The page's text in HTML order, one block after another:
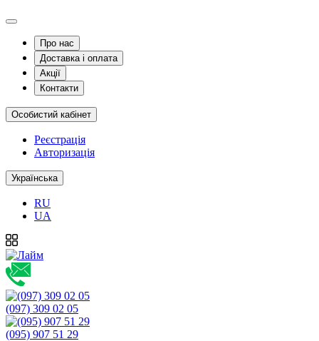
Про нас
Доставка і оплата
Акції
Контакти
Особистий кабінет
Реєстрація
Авторизація
Українська
RU
UA
(097) 309 02 05
(095) 907 51 29